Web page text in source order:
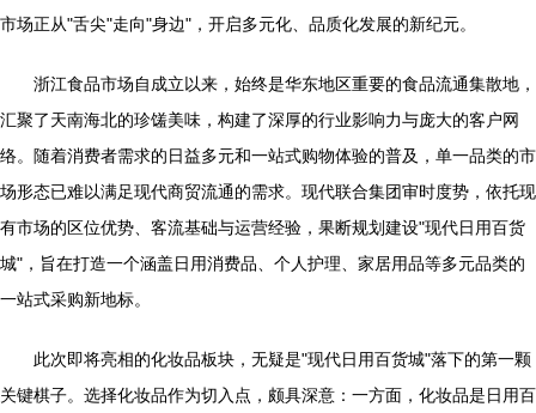
市场正从"舌尖"走向"身边"，开启多元化、品质化发展的新纪元。
浙江食品市场自成立以来，始终是华东地区重要的食品流通集散地，
汇聚了天南海北的珍馐美味，构建了深厚的行业影响力与庞大的客户网
络。随着消费者需求的日益多元和一站式购物体验的普及，单一品类的市
场形态已难以满足现代商贸流通的需求。现代联合集团审时度势，依托现
有市场的区位优势、客流基础与运营经验，果断规划建设"现代日用百货
城"，旨在打造一个涵盖日用消费品、个人护理、家居用品等多元品类的
一站式采购新地标。
此次即将亮相的化妆品板块，无疑是"现代日用百货城"落下的第一颗
关键棋子。选择化妆品作为切入点，颇具深意：一方面，化妆品是日用百